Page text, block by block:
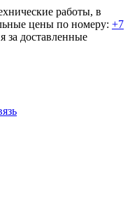
работы, в
цены по номеру: +7
за доставленные